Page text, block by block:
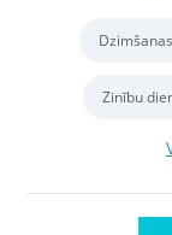
Zinību